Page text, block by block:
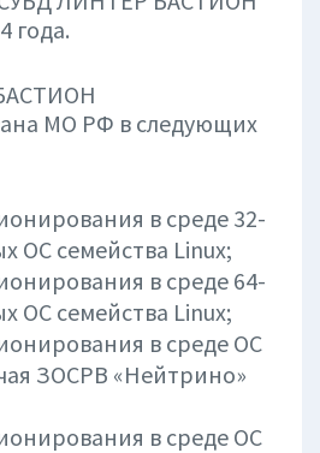
года.
МО РФ в следующих
в среде 32-
ОС семейства Linux;
в среде 64-
ОС семейства Linux;
в среде ОС
ЗОСРВ «Нейтрино»
в среде ОС